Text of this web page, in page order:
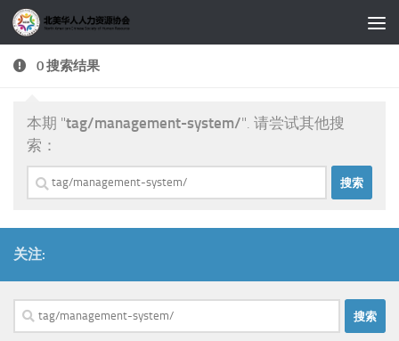
跳至内容
0 搜索结果
本期 "tag/management-system/". 请尝试其他搜
索：
搜
索：
关注:
搜
索：